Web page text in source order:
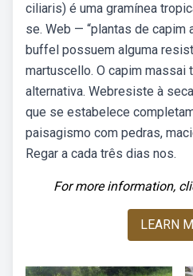
ciliaris) é uma gramínea
se. Web — “plantas de capim
buffel possuem alguma
martuscello. O capim massai
alternativa. Webresiste à
que se estabelece
paisagismo com pedras,
Regar a cada três dias nos.
For more information,
LEARN